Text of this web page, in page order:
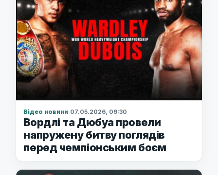
Відео новини·07.05.2026, 09:30
Вордлі та Дюбуа провели
напружену битву поглядів
перед чемпіонським боєм